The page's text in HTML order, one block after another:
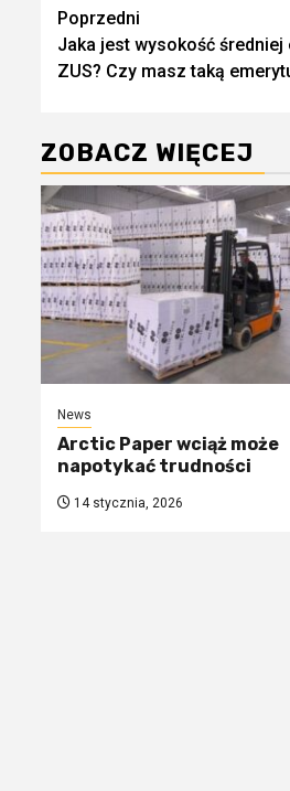
Zobacz
wpisy
Poprzedni
Jaka jest wysokość
ZUS? Czy masz taką
ZOBACZ WIĘCEJ
News
Arctic Paper wciąż może
napotykać trudności
14 stycznia, 2026